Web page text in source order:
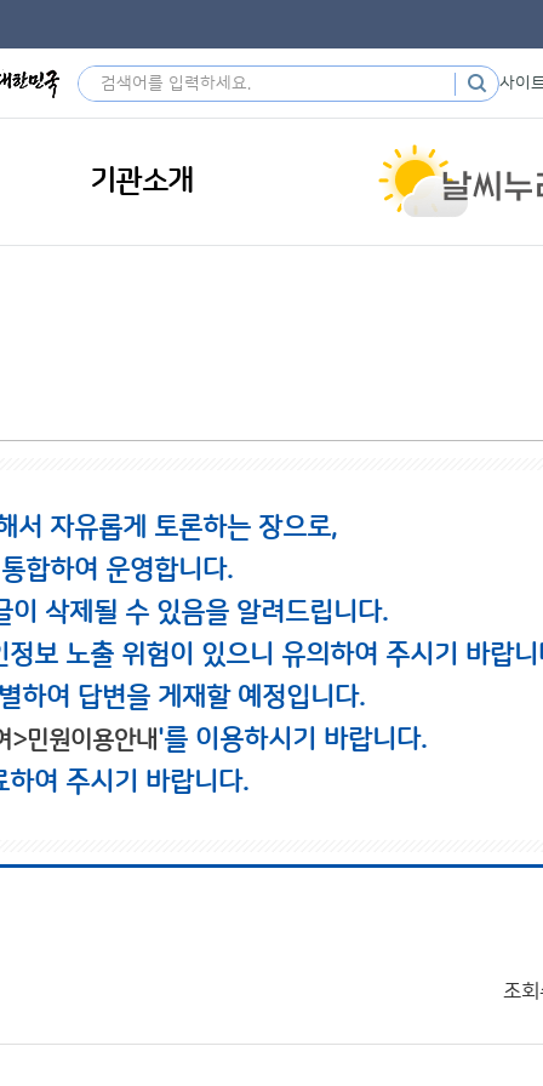
사이
기관소개
서 자유롭게 토론하는 장으로,
합하여 운영합니다.
삭제될 수 있음을 알려드립니다.
보 노출 위험이 있으니 유의하여 주시기 바랍니
하여 답변을 게재할 예정입니다.
>민원이용안내'를 이용하시기 바랍니다.
여 주시기 바랍니다.
조회